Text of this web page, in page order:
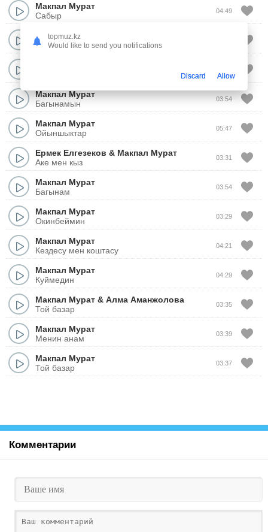
Макпал Мурат
Сабыр
04:49
Макпал Мурат
Ойнайсын
Макпал Мурат
Багынамын
03:54
Макпал Мурат
Ойыншыктар
05:47
Ермек Елгезеков & Макпал Мурат
Аке мен кыз
03:31
Макпал Мурат
Багынам
03:54
Макпал Мурат
Окинбеймин
03:29
Макпал Мурат
Кездесу мен коштасу
04:21
Макпал Мурат
Куймедин
04:29
Макпал Мурат & Алма Аманжолова
Той базар
03:35
Макпал Мурат
Менин анам
03:39
Макпал Мурат
Той базар
03:37
Комментарии
topmuz.kz
Would like to send you notifications
Discard Allow